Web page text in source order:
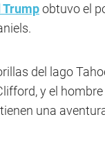
Trumpobtuvo el
del lago
y el
una